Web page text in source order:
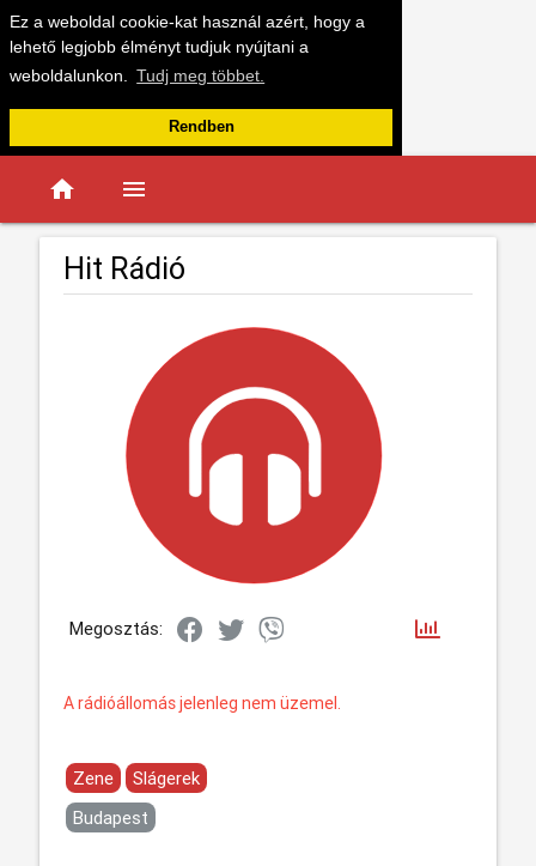
Ez a weboldal cookie-kat használ azért, hogy a
lehető legjobb élményt tudjuk nyújtani a
weboldalunkon.
Tudj meg többet.
Rendben
home menu
Hit Rádió
Megosztás:
A rádióállomás jelenleg nem üzemel.
Zene
Slágerek
Budapest